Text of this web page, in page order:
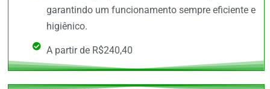
garantindo um funcionamento sempre eficiente e
higiênico.
A partir de R$240,40